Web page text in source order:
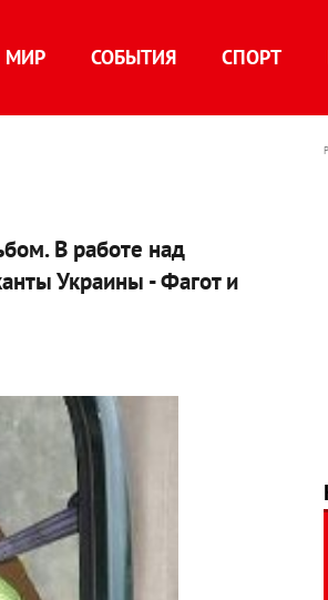
МИР СОБЫТИЯ СПОРТ
В работе над
Украины - Фагот и